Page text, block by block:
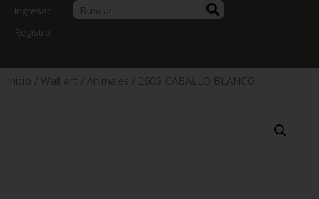
Ingresar
Registro
Inicio / Wall art / Animales / 2605-CABALLO BLANCO